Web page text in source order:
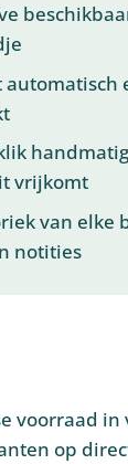
automatisch
vrijkomt
van elke
notities
voorraad
op